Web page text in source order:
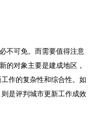
不可免。而需要值得注意
的对象主要是建成地区，
作的复杂性和综合性。如
是评判城市更新工作成效